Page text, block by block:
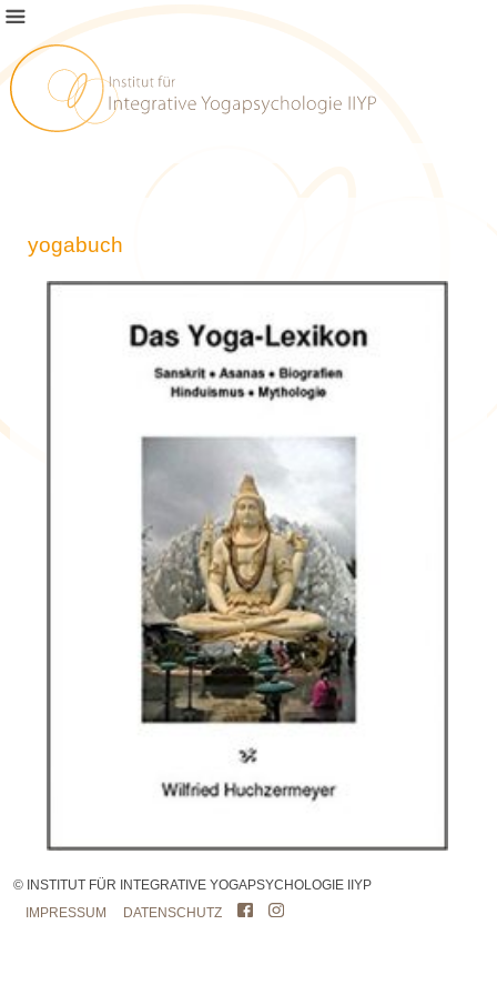
yogabuch
© INSTITUT FÜR INTEGRATIVE YOGAPSYCHOLOGIE IIYP
IMPRESSUM DATENSCHUTZ